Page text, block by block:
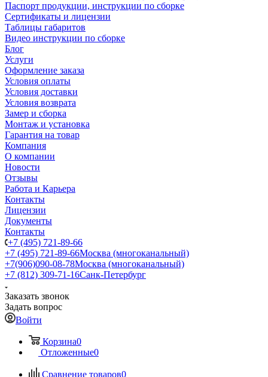
Паспорт продукции, инструкции по сборке
Сертификаты и лицензии
Таблицы габаритов
Видео инструкции по сборке
Блог
Услуги
Оформление заказа
Условия оплаты
Условия доставки
Условия возврата
Замер и сборка
Монтаж и установка
Гарантия на товар
Компания
О компании
Новости
Отзывы
Работа и Карьера
Контакты
Лицензии
Документы
Контакты
+7 (495) 721-89-66
+7 (495) 721-89-66Москва (многоканальный)
+7(906)090-08-78Москва (многоканальный)
+7 (812) 309-71-16Санк-Петербург
Заказать звонок
Задать вопрос
Войти
Корзина0
Отложенные0
Сравнение товаров0